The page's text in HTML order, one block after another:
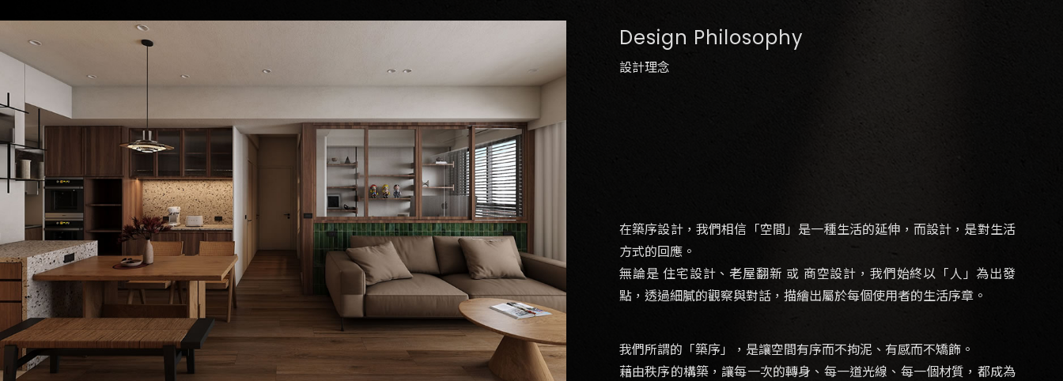
Design Philosophy
設計理念
在築序設計，我們相信「空間」是一種生活的延伸，而設計，是對生活
方式的回應。
無論是 住宅設計、老屋翻新 或 商空設計，我們始終以「人」為出發
點，透過細膩的觀察與對話，描繪出屬於每個使用者的生活序章。
我們所謂的「築序」，是讓空間有序而不拘泥、有感而不矯飾。
藉由秩序的構築，讓每一次的轉身、每一道光線、每一個材質，都成為